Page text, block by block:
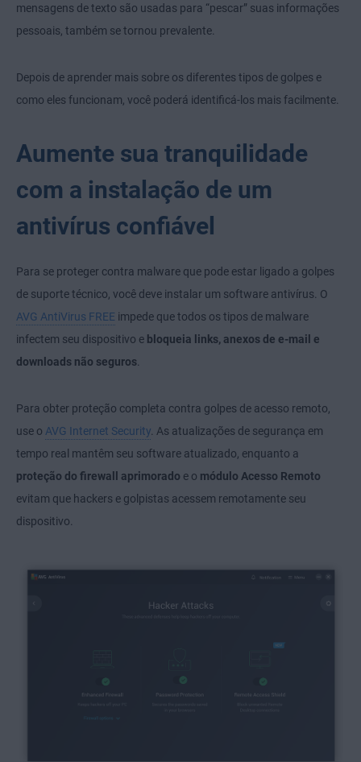
mensagens de texto são usadas para “pescar” suas informações
pessoais, também se tornou prevalente.
Depois de aprender mais sobre os diferentes tipos de golpes e
como eles funcionam, você poderá identificá-los mais facilmente.
Aumente sua tranquilidade
com a instalação de um
antivírus confiável
Para se proteger contra malware que pode estar ligado a golpes
de suporte técnico, você deve instalar um software antivírus. O
AVG AntiVirus FREE impede que todos os tipos de malware
infectem seu dispositivo e bloqueia links, anexos de e-mail e
downloads não seguros
Para obter proteção completa contra golpes de acesso remoto,
use o AVG Internet Security . As atualizações de segurança em
tempo real mantêm seu software atualizado, enquanto a
proteção do firewall aprimorado e o módulo Acesso Remoto
evitam que hackers e golpistas acessem remotamente seu
dispositivo.